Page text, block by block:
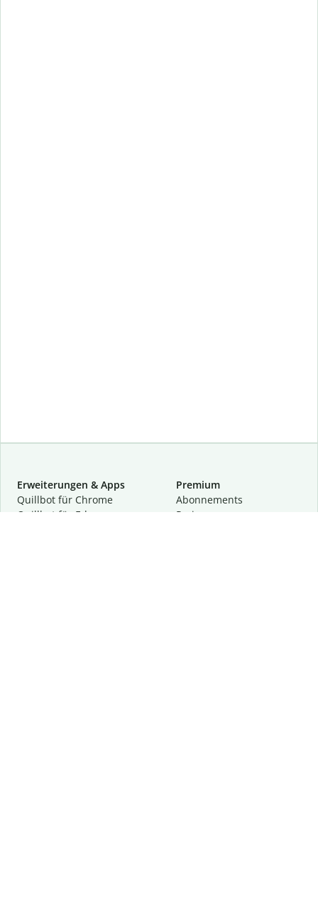
Erweiterungen & Apps
Quillbot für Chrome
Quillbot für Edge
Premium
Abon­ne­ments
Preise